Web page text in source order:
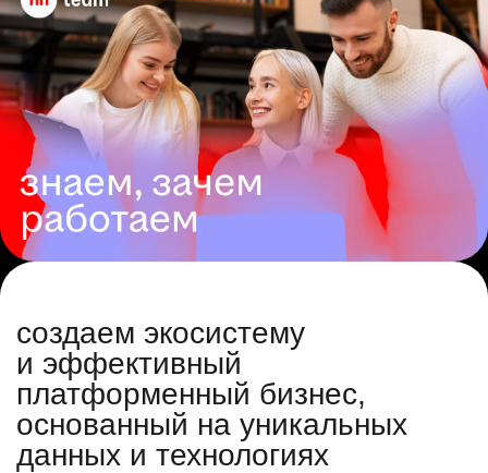
создаем экосистему
и эффективный
платформенный бизнес,
основанный на уникальных
данных и технологиях